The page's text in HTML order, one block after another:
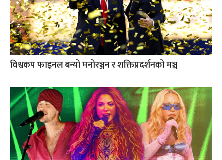
विश्वकप फाइनल बन्यो मनोरञ्जन र शक्तिप्रदर्शनको मञ्च